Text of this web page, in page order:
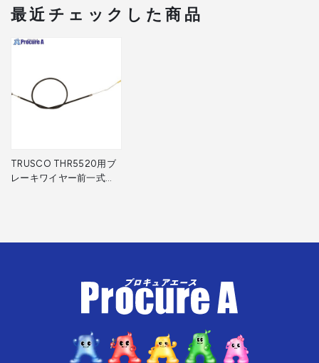
最近チェックした商品
TRUSCO THR5520用ブ
レーキワイヤー前一式